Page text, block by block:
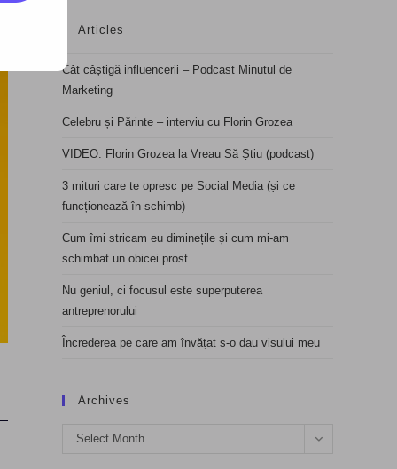
Articles
Cât câștigă influencerii – Podcast Minutul de
Marketing
Celebru și Părinte – interviu cu Florin Grozea
VIDEO: Florin Grozea la Vreau Să Știu (podcast)
3 mituri care te opresc pe Social Media (și ce
funcționează în schimb)
Cum îmi stricam eu diminețile și cum mi-am
schimbat un obicei prost
Nu geniul, ci focusul este superputerea
antreprenorului
Încrederea pe care am învățat s-o dau visului meu
Archives
Archives
Select Month